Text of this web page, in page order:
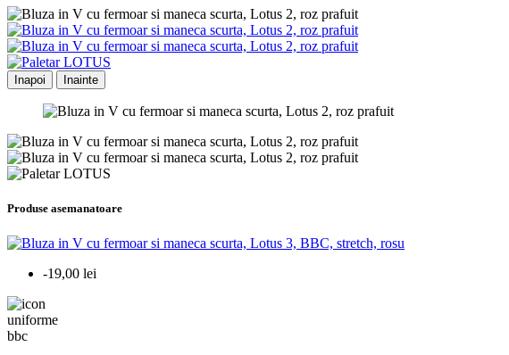
Inapoi Inainte
Produse asemanatoare
-19,00 lei